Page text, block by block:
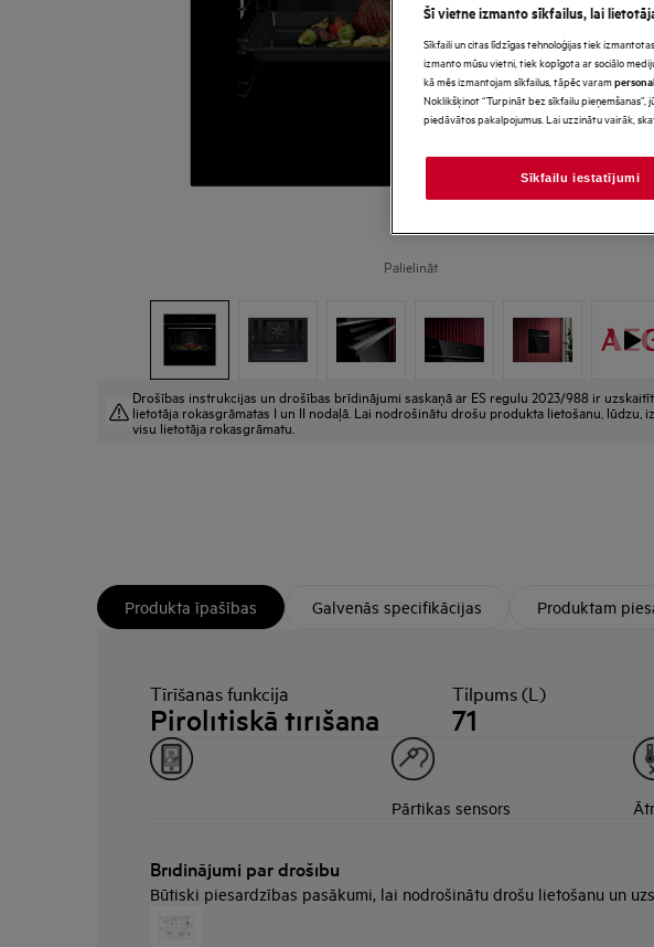
Palielināt
Drošības instrukcijas un drošības brīdinājumi saskaņā ar ES regulu 2023/988 ir
lietotāja rokasgrāmatas I un II nodaļā. Lai nodrošinātu drošu produkta lietošanu, lūdzu,
visu lietotāja rokasgrāmatu.
Produkta īpašības Galvenās specifikācijas Produktam
Tīrīšanas funkcija
Pirolītiskā tīrīšana
Tilpums (L)
71
Pārtikas sensors
Brīdinājumi par drošību
Būtiski piesardzības pasākumi, lai nodrošinātu drošu lietošanu un
Šī vietne izmanto sīkfailus, lai
Sīkfaili un citas līdzīgas tehnoloģijas tiek
izmanto mūsu vietni, tiek kopīgota ar sociālo
kā mēs izmantojam sīkfailus, tāpēc varam
Noklikšķinot “Turpināt bez sīkfailu
piedāvātos pakalpojumus. Lai uzzinātu vairāk,
Sīkfailu iestatījumi